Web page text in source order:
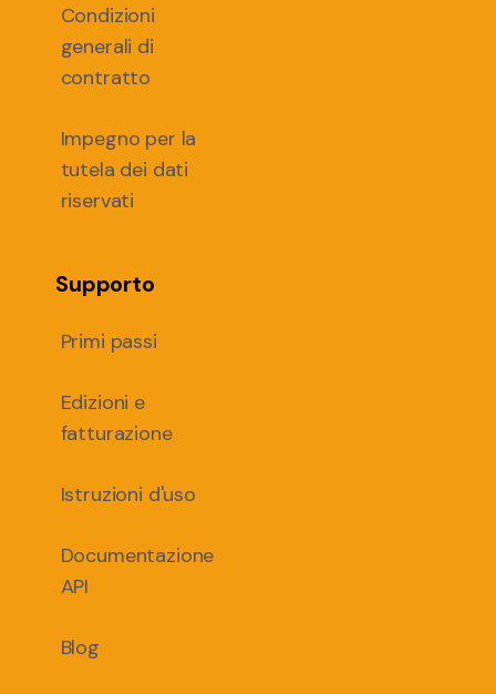
Condizioni
generali di
contratto
Impegno per la
tutela dei dati
riservati
Supporto
Primi passi
Edizioni e
fatturazione
Istruzioni d'uso
Documentazione
API
Blog